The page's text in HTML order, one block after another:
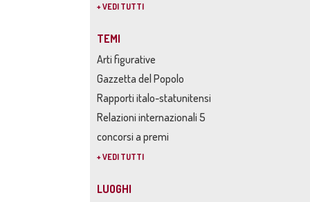
+ VEDI TUTTI
TEMI
Arti figurative
Gazzetta del Popolo
Rapporti italo-statunitensi
Relazioni internazionali 5
concorsi a premi
+ VEDI TUTTI
LUOGHI